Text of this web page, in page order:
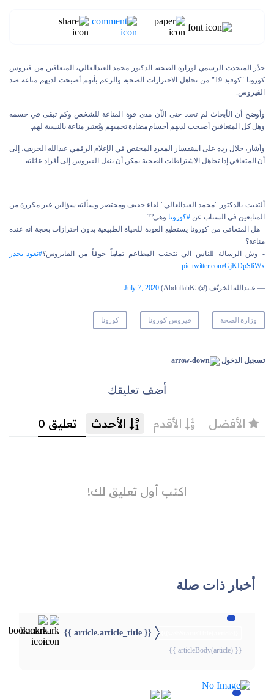
حذّر المتحدث الرسمي لوزارة الصحة، الدكتور محمد العبدالعالي، المتعافين من فيروس
كورونا "كوفيد 19" من تجاهل الاحترازات الصحية والزعم بأنهم أصبحت لديهم مناعة ضد
الفيروس.
وأوضح أن الأبحاث لم تحدد حتى الآن مدى قوة المناعة للشخص وكم تبقى في جسمه
وهل كل المتعافين أصبحت لديهم أجسام مضادة تحميهم وتُعتبر مناعة بالنسبة لهم.
وأشار، خلال رده على استفسار المغرد المختص في الإعلام الرقمي عبدالله الخريف، إلى
أن المتعافي إذا تجاهل الاشتراطات الصحية يمكن أن ينقل الفيروس إلى أفراد عائلته.
ألتقيت بالدكتور "محمد العبدالعالي" لقاء خفيف ومختصر وسألته سؤالين غير مكررة من
المتابعين في السناب عن #كورونا وهي??
- هل المتعافي من كورونا يستطيع العودة للحياة الطبيعية بدون احترازات بحجة انه عنده
مناعة؟
- وش الرسالة للناس الي تتجنب المطاعم تماماً خوفاً من الفايروس؟#نعود_بحذر
pic.twitter.com/GjKDpSfiWx
— عـبدالله الخريّف (@AbdullahK5) July 7, 2020
وزارة الصحة فيروس كورونا كورونا
تسجيل الدخول
أضف تعليقك
أخبار ذات صلة
{{ article.article_title }}
{{ articleBody(article) }}